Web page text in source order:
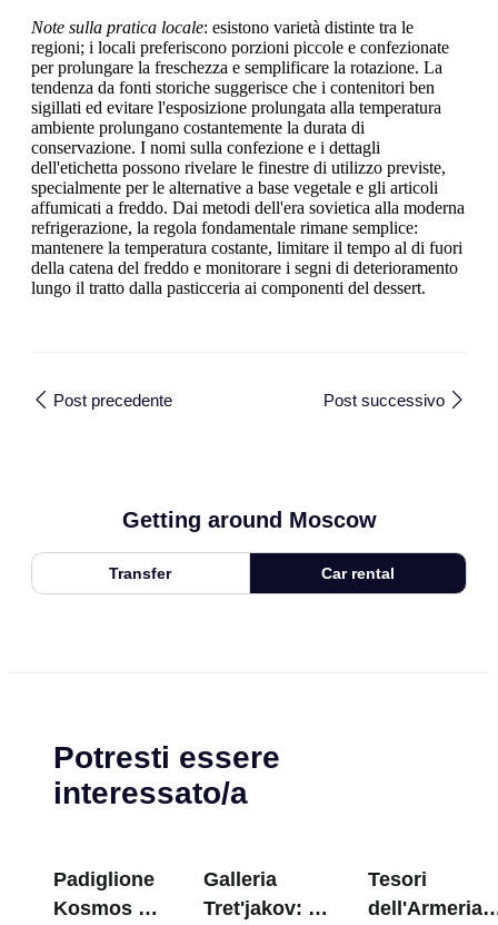
Note sulla pratica locale: esistono varietà distinte tra le
regioni; i locali preferiscono porzioni piccole e confezionate
per prolungare la freschezza e semplificare la rotazione. La
tendenza da fonti storiche suggerisce che i contenitori ben
sigillati ed evitare l'esposizione prolungata alla temperatura
ambiente prolungano costantemente la durata di
conservazione. I nomi sulla confezione e i dettagli
dell'etichetta possono rivelare le finestre di utilizzo previste,
specialmente per le alternative a base vegetale e gli articoli
affumicati a freddo. Dai metodi dell'era sovietica alla moderna
refrigerazione, la regola fondamentale rimane semplice:
mantenere la temperatura costante, limitare il tempo al di fuori
della catena del freddo e monitorare i segni di deterioramento
lungo il tratto dalla pasticceria ai componenti del dessert.
Post precedente Post successivo
Getting around Moscow
Transfer Car rental
Potresti essere
interessato/a
Padiglione
Kosmos a
Galleria
Tret'jakov: I
Tesori
dell'Armeria